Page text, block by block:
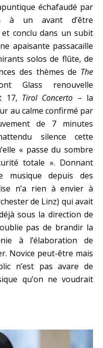
échafaudé par
à un avant d’être
conclu dans un subit
apaisante passacaille
solos de flûte, de
des thèmes de The
Glass renouvelle
Tirol Concerto – la
au calme confirmé par
de 7 minutes
silence cette
« passe du sombre
totale ». Donnant
musique depuis des
n’a rien à envier à
de Linz) qui avait
sous la direction de
pas de brandir la
à l’élaboration de
Novice peut-être mais
n’est pas avare de
qu’on ne voudrait